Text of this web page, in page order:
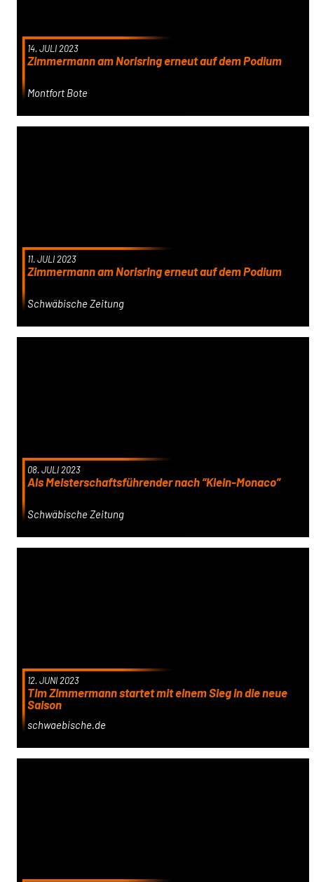
14. JULI 2023
Zimmermann am Norisring erneut auf dem Podium
Montfort Bote
11. JULI 2023
Zimmermann am Norisring erneut auf dem Podium
Schwäbische Zeitung
08. JULI 2023
Als Meisterschaftsführender nach “Klein-Monaco”
Schwäbische Zeitung
12. JUNI 2023
Tim Zimmermann startet mit einem Sieg in die neue
Saison
schwaebische.de